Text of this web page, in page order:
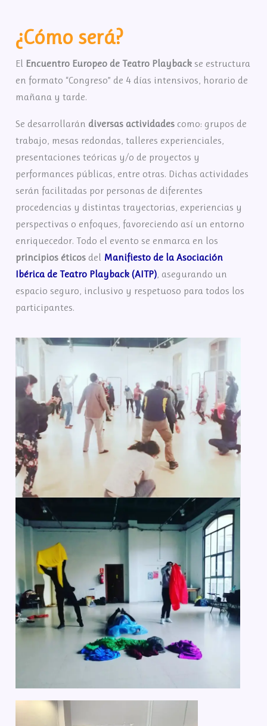
¿Cómo será?
El Encuentro Europeo de Teatro Playback se estructura
en formato “Congreso” de 4 días intensivos, horario de
mañana y tarde.
Se desarrollarán diversas actividadescomo: grupos de
trabajo, mesas redondas, talleres experienciales,
presentaciones teóricas y/o de proyectos y
performances públicas, entre otras. Dichas actividades
serán facilitadas por personas de diferentes
procedencias y distintas trayectorias, experiencias y
perspectivas o enfoques, favoreciendo así un entorno
enriquecedor. Todo el evento se enmarca en los
principios éticosdel Manifiesto de la Asociación
Ibérica de Teatro Playback (AITP), asegurando un
espacio seguro, inclusivo y respetuoso para todos los
participantes.